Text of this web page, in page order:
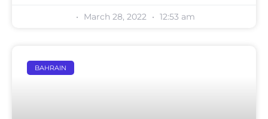
March 28, 2022 12:53 am
BAHRAIN